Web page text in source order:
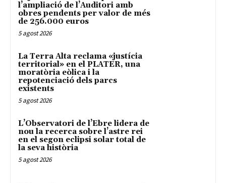
l’ampliació de l’Auditori amb
obres pendents per valor de més
de 256.000 euros
5 agost 2026
La Terra Alta reclama «justícia
territorial» en el PLATER, una
moratòria eòlica i la
repotenciació dels parcs
existents
5 agost 2026
L’Observatori de l’Ebre lidera de
nou la recerca sobre l’astre rei
en el segon eclipsi solar total de
la seva història
5 agost 2026